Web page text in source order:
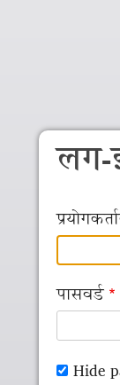
लग-
पासवर्ड
Hide